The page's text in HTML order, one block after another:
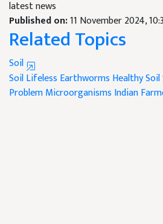
latest news
Published on:11 November 2024,
Related Topics
Soil
Soil Lifeless Earthworms Healthy Soil
ProblemMicroorganisms Indian